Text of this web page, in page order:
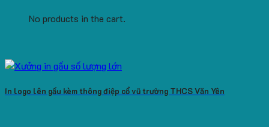
No products in the cart.
In logo lên gấu kèm thông điệp cổ vũ trường THCS Văn Yên